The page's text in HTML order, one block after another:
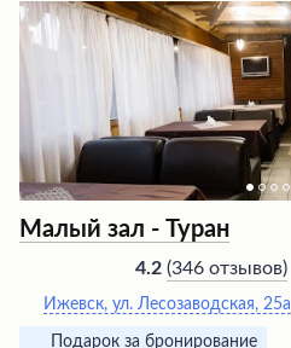
Малый зал - Туран
4.2 (346 отзывов)
Ижевск, ул. Лесозаводская, 25а
Подарок за бронирование